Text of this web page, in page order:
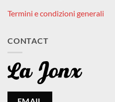
Termini e condizioni generali
CONTACT